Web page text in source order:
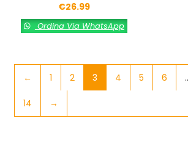
€26.99
Ordina Via WhatsApp
← 1 2 3 4 5 6
14 →